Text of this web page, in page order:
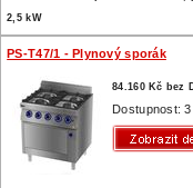
2,5 kW
PS-T47/1 - Plynový sporák
84.160 Kč bez
Dostupnost: